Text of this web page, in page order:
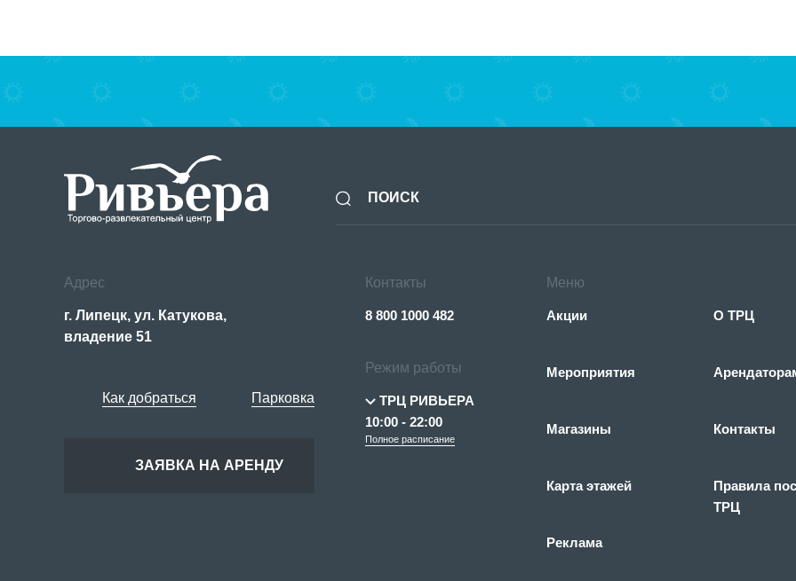
Адрес
г. Липецк, ул. Катукова,
владение 51
Как добраться Парковка
ЗАЯВКА НА АРЕНДУ
Контакты
8 800 1000 482
Режим работы
ТРЦ РИВЬЕРА
10:00 - 22:00
Полное расписание
Меню
Акции
Мероприятия
Магазины
Карта этажей
Реклама
О ТРЦ
Контакты
Правила
ТРЦ